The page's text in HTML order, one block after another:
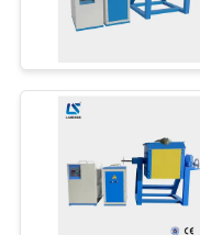
CONTROLLO
DI
QUALITÀ
CONTATTICI
Forno